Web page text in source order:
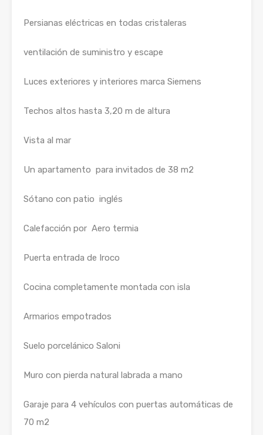
Persianas eléctricas en todas cristaleras
ventilación de suministro y escape
Luces exteriores y interiores marca Siemens
Techos altos hasta 3,20 m de altura
Vista al mar
Un apartamento para invitados de 38 m2
Sótano con patio inglés
Calefacción por Aero termia
Puerta entrada de Iroco
Cocina completamente montada con isla
Armarios empotrados
Suelo porcelánico Saloni
Muro con pierda natural labrada a mano
Garaje para 4 vehículos con puertas automáticas de
70 m2